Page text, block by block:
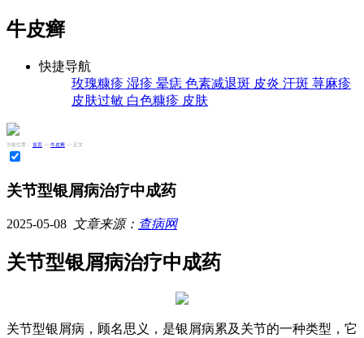
牛皮癣
快捷导航
玫瑰糠疹 湿疹 晕痣 色素减退斑 皮炎 汗斑 荨麻疹
皮肤过敏 白色糠疹 皮肤
当前位置： 首页 >> 牛皮癣 >> 正文
关节型银屑病治疗中成药
2025-05-08 文章来源： 查病网
关节型银屑病治疗中成药
关节型银屑病，顾名思义，是银屑病累及关节的一种类型，它